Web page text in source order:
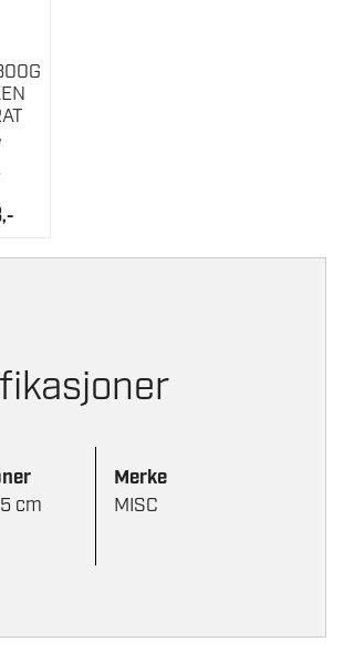
Nåværende
er:
,-
cm
Merke
MISC